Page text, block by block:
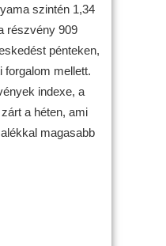
szintén 1,34
részvény 909
pénteken,
forgalom mellett.
indexe, a
a héten, ami
magasabb